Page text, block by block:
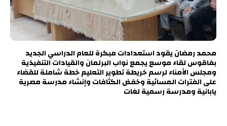
محمد رمضان يقود استعدادات مبكرة للعام الدراسي الجديد
بفاقوس لقاء موسع يجمع نواب البرلمان والقيادات التنفيذية
ومجلس الأمناء لرسم خريطة تطوير التعليم خطة شاملة للقضاء
على الفترات المسائية وخفض الكثافات وإنشاء مدرسة مصرية
يابانية ومدرسة رسمية لغات